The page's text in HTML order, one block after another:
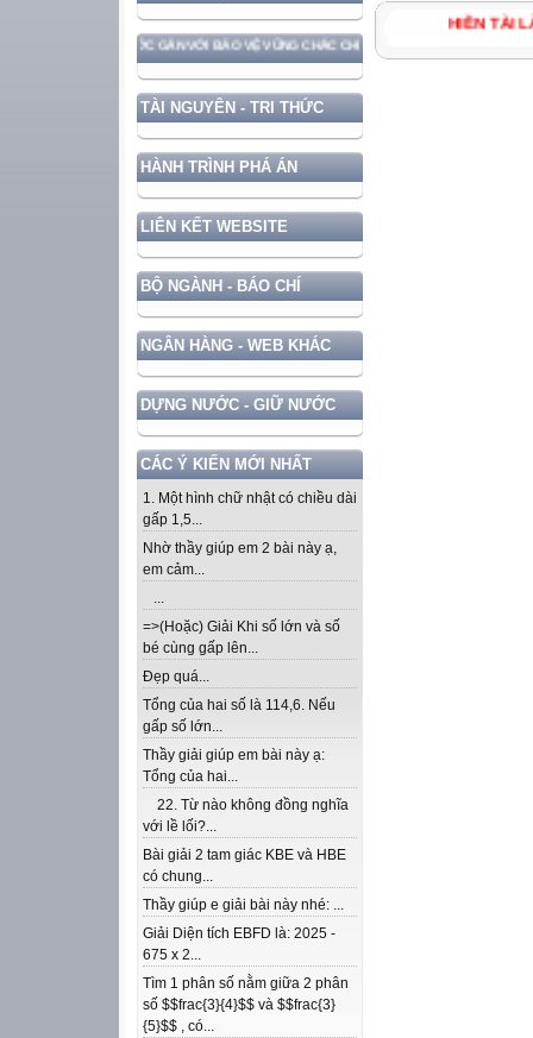
TRIỂN ĐẤT NƯỚC GẮN VỚI BẢO VỆ VỮNG CHẮC CHỦ QUYỀN VÀ ĐỘC LẬP DÂN TỘC!
TÀI NGUYÊN - TRI THỨC
HÀNH TRÌNH PHÁ ÁN
LIÊN KẾT WEBSITE
BỘ NGÀNH - BÁO CHÍ
NGÂN HÀNG - WEB KHÁC
DỰNG NƯỚC - GIỮ NƯỚC
CÁC Ý KIẾN MỚI NHẤT
1. Một hình chữ nhật có chiều dài
gấp 1,5...
Nhờ thầy giúp em 2 bài này ạ,
em cảm...
...
=>(Hoặc) Giải Khi số lớn và số
bé cùng gấp lên...
Đẹp quá...
Tổng của hai số là 114,6. Nếu
gấp số lớn...
Thầy giải giúp em bài này ạ:
Tổng của hai...
22. Từ nào không đồng nghĩa
với lề lối?...
Bài giải 2 tam giác KBE và HBE
có chung...
Thầy giúp e giải bài này nhé: ...
Giải Diện tích EBFD là: 2025 -
675 x 2...
Tìm 1 phân số nằm giữa 2 phân
số $$frac{3}{4}$$ và $$frac{3}
{5}$$ , có...
HIỀN